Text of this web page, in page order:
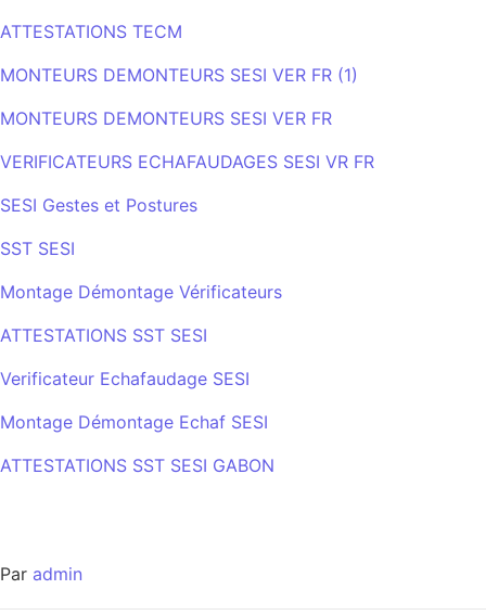
ATTESTATIONS TECM
MONTEURS DEMONTEURS SESI VER FR (1)
MONTEURS DEMONTEURS SESI VER FR
VERIFICATEURS ECHAFAUDAGES SESI VR FR
SESI Gestes et Postures
SST SESI
Montage Démontage Vérificateurs
ATTESTATIONS SST SESI
Verificateur Echafaudage SESI
Montage Démontage Echaf SESI
ATTESTATIONS SST SESI GABON
Par admin